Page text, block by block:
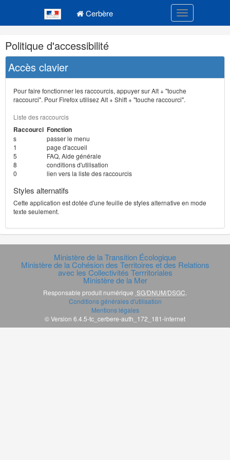
Cerbère Toggle
Navigation
et
outils
annexes
Politique d'accessibilité
Accès clavier
Pour faire fonctionner les raccourcis, appuyer sur Alt + "touche
raccourci". Pour Firefox utilisez Alt + Shift + "touche raccourci".
Liste des raccourcis
Raccourci Fonction
s
passer le menu
1
page d'accueil
5
FAQ, Aide générale
8
conditions d'utilisation
0
lien vers la liste des raccourcis
Styles alternatifs
Cette application est dotée d'une feuille de styles alternative en mode
texte seulement.
Ministère de la Transition Écologique
Ministère de la Cohésion des Territoires et des Relations
avec les Collectivités Terrritoriales
Ministère de la Mer
Responsable produit numérique SG/DNUM/DSGC
Conditions générales d'utilisation
Mentions légales
© Version 6.4.5-tc_cerbere-auth_172_181-internet